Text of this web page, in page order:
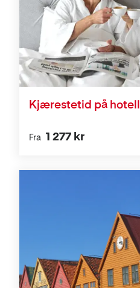
Kjærestetid på hotell
Fra 1 277 kr